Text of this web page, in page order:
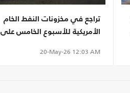
تراجع في مخزونات النفط الخام
الأمريكية للأسبوع الخامس على
20-May-26 12:03 AM